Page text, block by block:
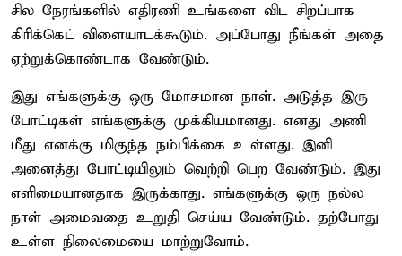
சில நேரங்களில் எதிரணி உங்களை விட சிறப்பாக
கிரிக்கெட் விளையாடக்கூடும். அப்போது நீங்கள் அதை
ஏற்றுக்கொண்டாக வேண்டும்.
இது எங்களுக்கு ஒரு மோசமான நாள். அடுத்த இரு
போட்டிகள் எங்களுக்கு முக்கியமானது. எனது அணி
மீது எனக்கு மிகுந்த நம்பிக்கை உள்ளது. இனி
அனைத்து போட்டியிலும் வெற்றி பெற வேண்டும். இது
எளிமையானதாக இருக்காது. எங்களுக்கு ஒரு நல்ல
நாள் அமைவதை உறுதி செய்ய வேண்டும். தற்போது
உள்ள நிலைமையை மாற்றுவோம்.